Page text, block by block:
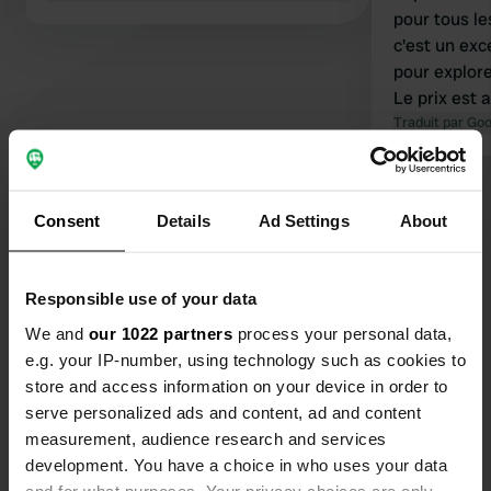
Consent Details Ad Settings About
Responsible use of your data
We and our 1022 partners process your personal data,
e.g. your IP-number, using technology such as cookies to
store and access information on your device in order to
serve personalized ads and content, ad and content
measurement, audience research and services
development. You have a choice in who uses your data
pour tous les âges.
c'est un
pour
Le prix est
sont propres. La vidange des
chimiques
est
peuvent
Traduit par
Contact
Emplacement